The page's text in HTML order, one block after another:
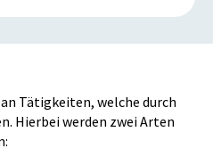
Tätigkeiten, welche durch
Hierbei werden zwei Arten